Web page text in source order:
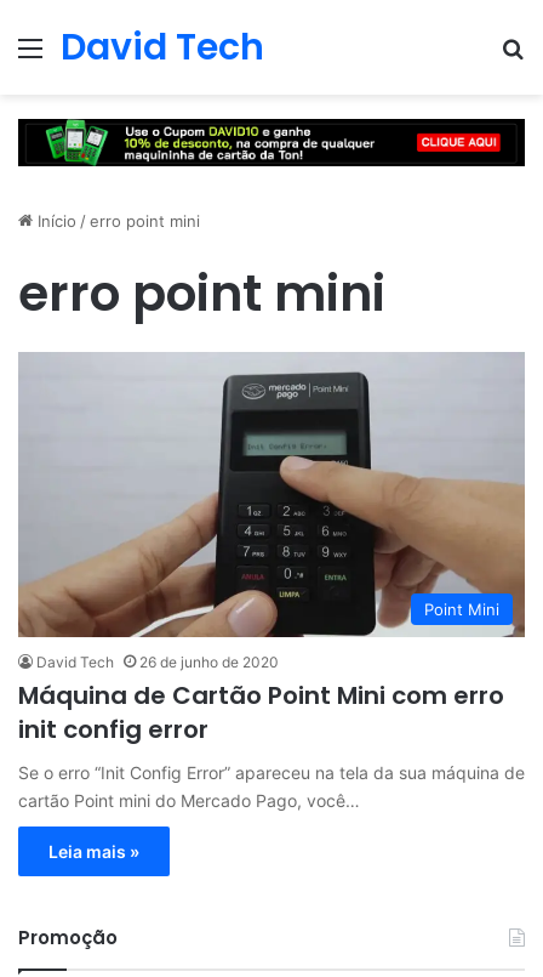
Menu
David Tech
Início /erro point mini
erro point mini
Point Mini
David Tech 26 de junho de 2020
Máquina de Cartão Point Mini com erro
init config error
Se o erro “Init Config Error” apareceu na tela da sua máquina de
cartão Point mini do Mercado Pago, você…
Leia mais »
Promoção